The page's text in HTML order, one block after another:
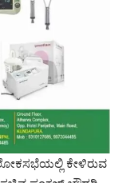
ಕೇಳಿರುವ